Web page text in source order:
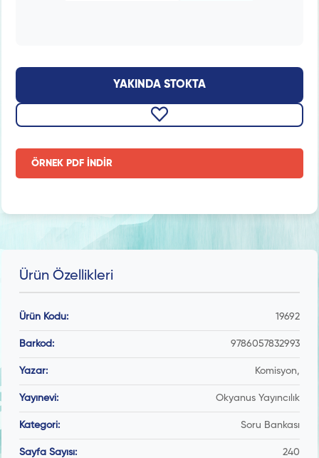
YAKINDA STOKTA
ÖRNEK PDF İNDİR
Ürün Özellikleri
Ürün Kodu: 19692
Barkod: 9786057832993
Yazar: Komisyon,
Yayınevi: Okyanus Yayıncılık
Kategori: Soru Bankası
Sayfa Sayısı: 240